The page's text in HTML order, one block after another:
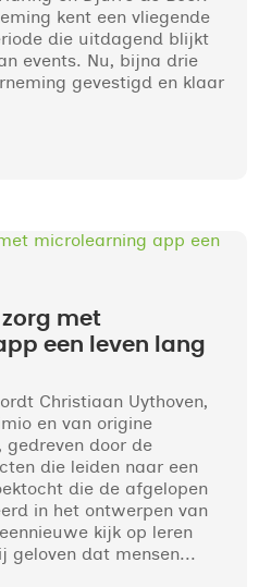
kent een vliegende
die uitdagend blijkt
events. Nu, bijna drie
gevestigd en klaar
met
een leven lang
Christiaan Uythoven,
en van origine
gedreven door de
die leiden naar een
die de afgelopen
in het ontwerpen van
kijk op leren
geloven dat mensen...